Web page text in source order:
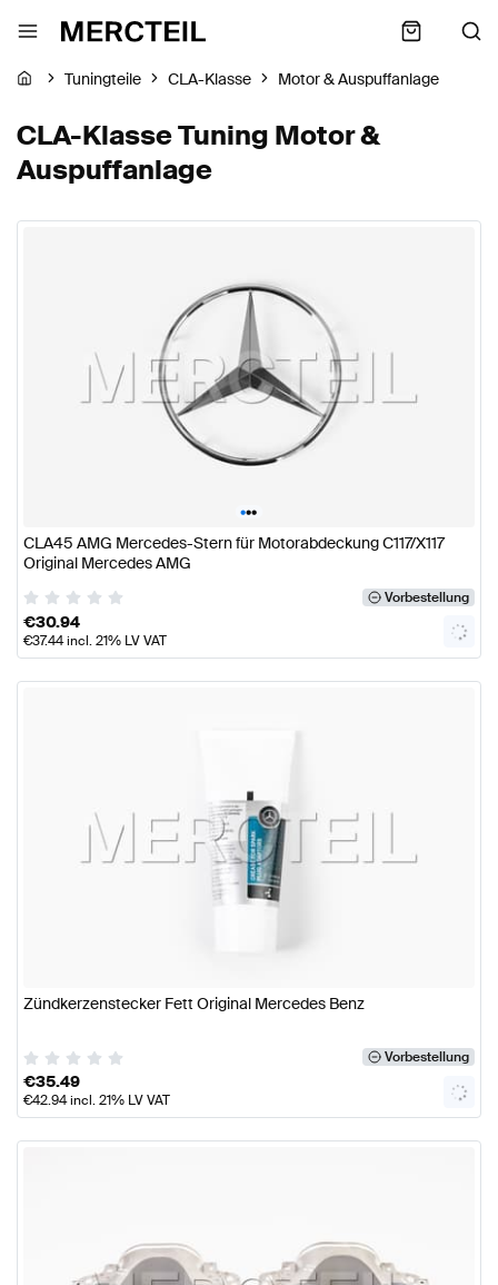
Tuningteile CLA-Klasse Motor & Auspuffanlage
CLA-Klasse Tuning Motor &
Auspuffanlage
•••
CLA45 AMG Mercedes-Stern für Motorabdeckung C117/X117
Original Mercedes AMG
Vorbestellung
€30.94
€37.44incl. 21% LV VAT
Zündkerzenstecker Fett Original Mercedes Benz
Vorbestellung
€35.49
€42.94incl. 21% LV VAT